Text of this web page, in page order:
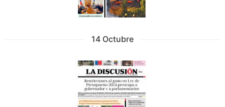
14 Octubre